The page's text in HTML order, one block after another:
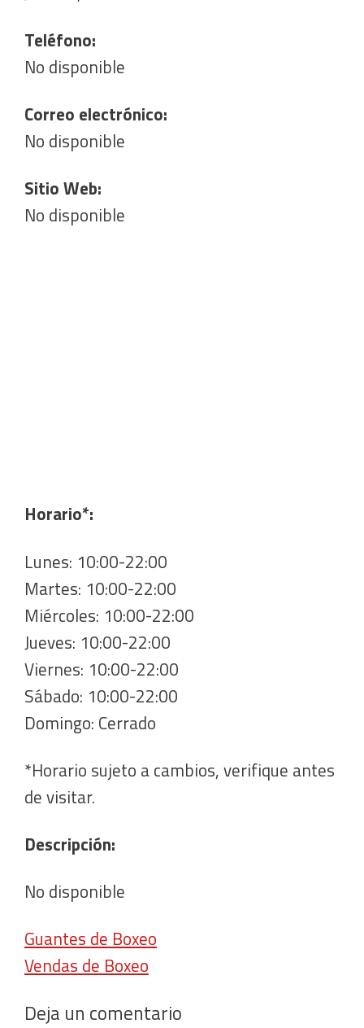
Teléfono:
No disponible
Correo electrónico:
No disponible
Sitio Web:
No disponible
Horario*:
Lunes: 10:00-22:00
Martes: 10:00-22:00
Miércoles: 10:00-22:00
Jueves: 10:00-22:00
Viernes: 10:00-22:00
Sábado: 10:00-22:00
Domingo: Cerrado
*Horario sujeto a cambios, verifique antes
de visitar.
Descripción:
No disponible
Guantes de Boxeo
Vendas de Boxeo
Deja un comentario